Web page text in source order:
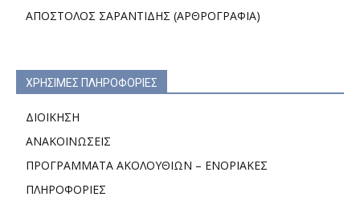
ΑΠΟΣΤΟΛΟΣ ΣΑΡΑΝΤΙΔΗΣ (ΑΡΘΡΟΓΡΑΦΙΑ)
ΧΡΗΣΙΜΕΣ ΠΛΗΡΟΦΟΡΙΕΣ
ΔΙΟΙΚΗΣΗ
ΑΝΑΚΟΙΝΩΣΕΙΣ
ΠΡΟΓΡΑΜΜΑΤΑ ΑΚΟΛΟΥΘΙΩΝ – ΕΝΟΡΙΑΚΕΣ
ΠΛΗΡΟΦΟΡΙΕΣ